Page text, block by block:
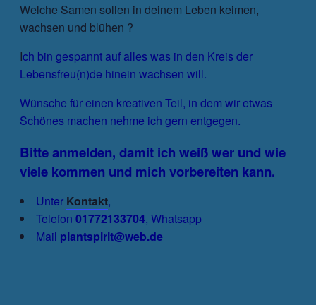
Welche Samen sollen in deinem Leben keimen,
wachsen und blühen ?
Ich bin gespannt auf alles was in den Kreis der
Lebensfreu(n)de hinein wachsen will.
Wünsche für einen kreativen Teil, in dem wir etwas
Schönes machen nehme ich gern entgegen.
Bitte anmelden, damit ich weiß wer und wie
viele kommen und mich vorbereiten kann.
Unter Kontakt,
Telefon 01772133704, Whatsapp
Mail plantspirit@web.de